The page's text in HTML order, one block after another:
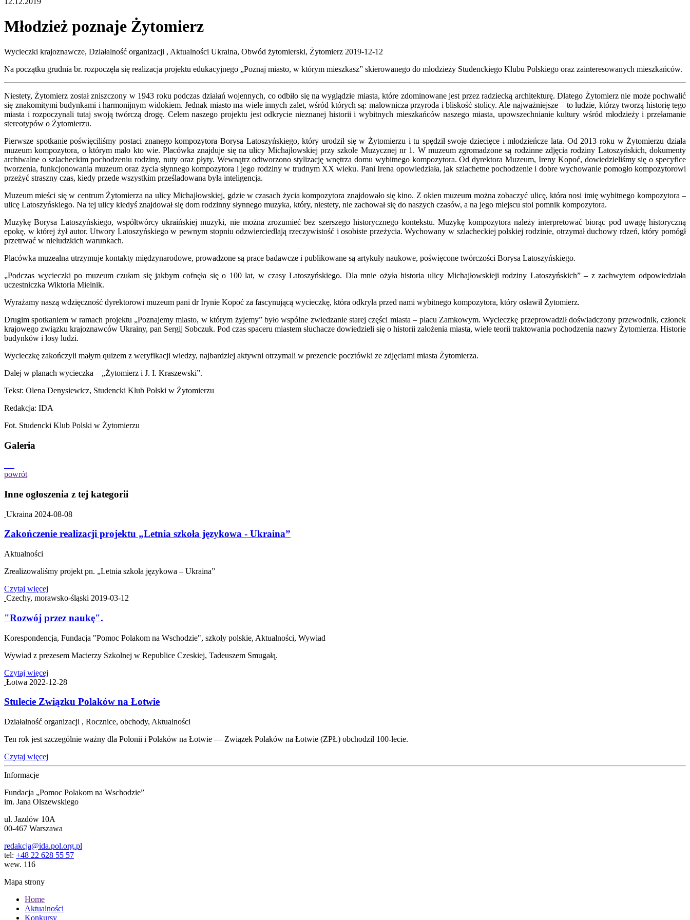
Młodzież poznaje Żytomierz
Wycieczki krajoznawcze, Działalność organizacji , Aktualności Ukraina, Obwód żytomierski, Żytomierz 2019-12-12
Na początku grudnia br. rozpoczęła się realizacja projektu edukacyjnego „Poznaj miasto, w którym mieszkasz” skierowanego do młodzieży Studenckiego Klubu Polskiego oraz zainteresowanych mieszkańców.
Niestety, Żytomierz został zniszczony w 1943 roku podczas działań wojennych, co odbiło się na wyglądzie miasta, które zdominowane jest przez radziecką architekturę. Dlatego Żytomierz nie może pochwalić
się znakomitymi budynkami i harmonijnym widokiem. Jednak miasto ma wiele innych zalet, wśród których są: malownicza przyroda i bliskość stolicy. Ale najważniejsze – to ludzie, którzy tworzą historię tego
miasta i rozpoczynali tutaj swoją twórczą drogę. Celem naszego projektu jest odkrycie nieznanej historii i wybitnych mieszkańców naszego miasta, upowszechnianie kultury wśród młodzieży i przełamanie
stereotypów o Żytomierzu.
Pierwsze spotkanie poświęciliśmy postaci znanego kompozytora Borysa Latoszyńskiego, który urodził się w Żytomierzu i tu spędził swoje dziecięce i młodzieńcze lata. Od 2013 roku w Żytomierzu działa
muzeum kompozytora, o którym mało kto wie. Placówka znajduje się na ulicy Michajłowskiej przy szkole Muzycznej nr 1. W muzeum zgromadzone są rodzinne zdjęcia rodziny Latoszyńskich, dokumenty
archiwalne o szlacheckim pochodzeniu rodziny, nuty oraz płyty. Wewnątrz odtworzono stylizację wnętrza domu wybitnego kompozytora. Od dyrektora Muzeum, Ireny Kopoć, dowiedzieliśmy się o specyfice
tworzenia, funkcjonowania muzeum oraz życia słynnego kompozytora i jego rodziny w trudnym XX wieku. Pani Irena opowiedziała, jak szlachetne pochodzenie i dobre wychowanie pomogło kompozytorowi
przeżyć straszny czas, kiedy przede wszystkim prześladowana była inteligencja.
Muzeum mieści się w centrum Żytomierza na ulicy Michajłowskiej, gdzie w czasach życia kompozytora znajdowało się kino. Z okien muzeum można zobaczyć ulicę, która nosi imię wybitnego kompozytora –
ulicę Latoszyńskiego. Na tej ulicy kiedyś znajdował się dom rodzinny słynnego muzyka, który, niestety, nie zachował się do naszych czasów, a na jego miejscu stoi pomnik kompozytora.
Muzykę Borysa Latoszyńskiego, współtwórcy ukraińskiej muzyki, nie można zrozumieć bez szerszego historycznego kontekstu. Muzykę kompozytora należy interpretować biorąc pod uwagę historyczną
epokę, w której żył autor. Utwory Latoszyńskiego w pewnym stopniu odzwierciedlają rzeczywistość i osobiste przeżycia. Wychowany w szlacheckiej polskiej rodzinie, otrzymał duchowy rdzeń, który pomógł
przetrwać w nieludzkich warunkach.
Placówka muzealna utrzymuje kontakty międzynarodowe, prowadzone są prace badawcze i publikowane są artykuły naukowe, poświęcone twórczości Borysa Latoszyńskiego.
„Podczas wycieczki po muzeum czułam się jakbym cofnęła się o 100 lat, w czasy Latoszyńskiego. Dla mnie ożyła historia ulicy Michajłowskieji rodziny Latoszyńskich” – z zachwytem odpowiedziała
uczestniczka Wiktoria Mielnik.
Wyrażamy naszą wdzięczność dyrektorowi muzeum pani dr Irynie Kopoć za fascynującą wycieczkę, która odkryła przed nami wybitnego kompozytora, który osławił Żytomierz.
Drugim spotkaniem w ramach projektu „Poznajemy miasto, w którym żyjemy” było wspólne zwiedzanie starej części miasta – placu Zamkowym. Wycieczkę przeprowadził doświadczony przewodnik, członek
krajowego związku krajoznawców Ukrainy, pan Sergij Sobczuk. Pod czas spaceru miastem słuchacze dowiedzieli się o historii założenia miasta, wiele teorii traktowania pochodzenia nazwy Żytomierza. Historie
budynków i losy ludzi.
Wycieczkę zakończyli małym quizem z weryfikacji wiedzy, najbardziej aktywni otrzymali w prezencie pocztówki ze zdjęciami miasta Żytomierza.
Dalej w planach wycieczka – „Żytomierz i J. I. Kraszewski”.
Tekst: Olena Denysiewicz, Studencki Klub Polski w Żytomierzu
Redakcja: IDA
Fot. Studencki Klub Polski w Żytomierzu
Galeria
powrót
Inne ogłoszenia z tej kategorii
Ukraina 2024-08-08
Zakończenie realizacji projektu „Letnia szkoła językowa - Ukraina”
Aktualności
Zrealizowaliśmy projekt pn. „Letnia szkoła językowa – Ukraina”
Czytaj więcej
Czechy, morawsko-śląski 2019-03-12
"Rozwój przez naukę".
Korespondencja, Fundacja "Pomoc Polakom na Wschodzie", szkoły polskie, Aktualności, Wywiad
Wywiad z prezesem Macierzy Szkolnej w Republice Czeskiej, Tadeuszem Smugałą.
Czytaj więcej
Łotwa 2022-12-28
Stulecie Związku Polaków na Łotwie
Działalność organizacji , Rocznice, obchody, Aktualności
Ten rok jest szczególnie ważny dla Polonii i Polaków na Łotwie — Związek Polaków na Łotwie (ZPŁ) obchodził 100-lecie.
Czytaj więcej
Informacje
Fundacja „Pomoc Polakom na Wschodzie”
im. Jana Olszewskiego
ul. Jazdów 10A
00-467 Warszawa
redakcja@ida.pol.org.pl
tel: +48 22 628 55 57
wew. 116
Mapa strony
Home
Aktualności
Konkursy